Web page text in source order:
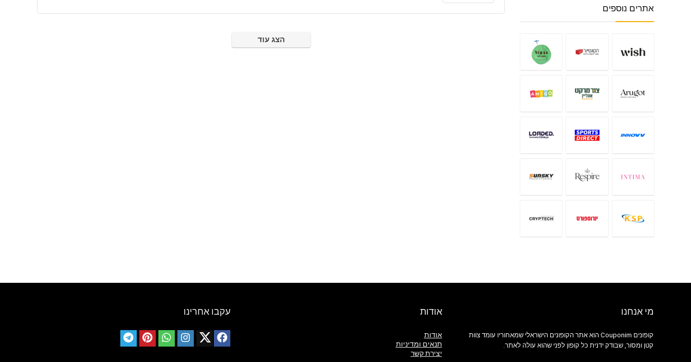
הצג עוד
אתרים נוספים
מי אנחנו
קופונים Couponim הוא אתר הקופונים הישראלי שמאחוריו עומד צוות
קטן ומסור, שבודק ידנית כל קופון לפני שהוא עולה לאתר.
אודות
אודות
תנאים ומדיניות
יצירת קשר
עקבו אחרינו